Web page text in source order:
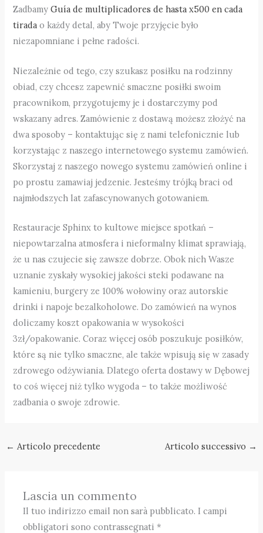
ZadbamyGuía de multiplicadores de hasta x500 en cada
tirada o każdy detal, aby Twoje przyjęcie było
niezapomniane i pełne radości.
Niezależnie od tego, czy szukasz posiłku na rodzinny
obiad, czy chcesz zapewnić smaczne posiłki swoim
pracownikom, przygotujemy je i dostarczymy pod
wskazany adres. Zamówienie z dostawą możesz złożyć na
dwa sposoby – kontaktując się z nami telefonicznie lub
korzystając z naszego internetowego systemu zamówień.
Skorzystaj z naszego nowego systemu zamówień online i
po prostu zamawiaj jedzenie. Jesteśmy trójką braci od
najmłodszych lat zafascynowanych gotowaniem.
Restauracje Sphinx to kultowe miejsce spotkań –
niepowtarzalna atmosfera i nieformalny klimat sprawiają,
że u nas czujecie się zawsze dobrze. Obok nich Wasze
uznanie zyskały wysokiej jakości steki podawane na
kamieniu, burgery ze 100% wołowiny oraz autorskie
drinki i napoje bezalkoholowe. Do zamówień na wynos
doliczamy koszt opakowania w wysokości
3zł/opakowanie. Coraz więcej osób poszukuje posiłków,
które są nie tylko smaczne, ale także wpisują się w zasady
zdrowego odżywiania. Dlatego oferta dostawy w Dębowej
to coś więcej niż tylko wygoda – to także możliwość
zadbania o swoje zdrowie.
← Articolo precedente Articolo successivo →
Lascia un commento
Il tuo indirizzo email non sarà pubblicato. I campi
obbligatori sono contrassegnati*